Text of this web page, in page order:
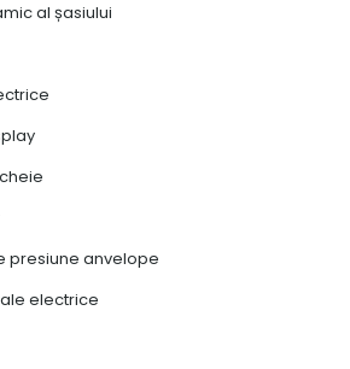
al șasiului
presiune anvelope
electrice